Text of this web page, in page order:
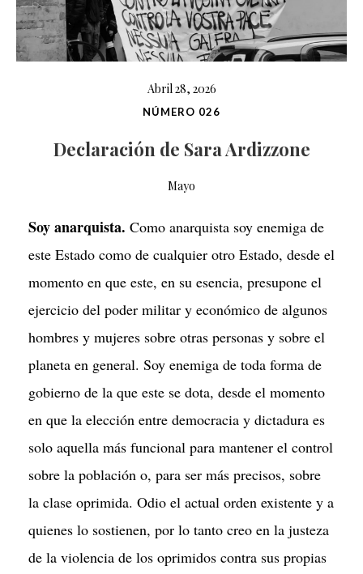
Abril 28, 2026
NÚMERO 026
Declaración de Sara Ardizzone
Mayo
Soy anarquista. Como anarquista soy enemiga de
este Estado como de cualquier otro Estado, desde el
momento en que este, en su esencia, presupone el
ejercicio del poder militar y económico de algunos
hombres y mujeres sobre otras personas y sobre el
planeta en general. Soy enemiga de toda forma de
gobierno de la que este se dota, desde el momento
en que la elección entre democracia y dictadura es
solo aquella más funcional para mantener el control
sobre la población o, para ser más precisos, sobre
la clase oprimida. Odio el actual orden existente y a
quienes lo sostienen, por lo tanto creo en la justeza
de la violencia de los oprimidos contra sus propias